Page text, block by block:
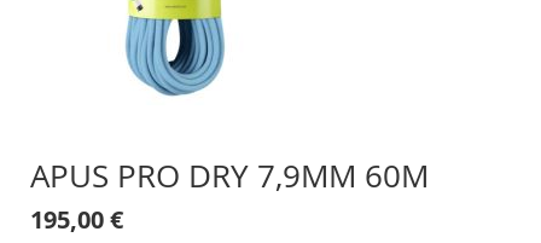
APUS PRO DRY 7,9MM 60M
195,00 €